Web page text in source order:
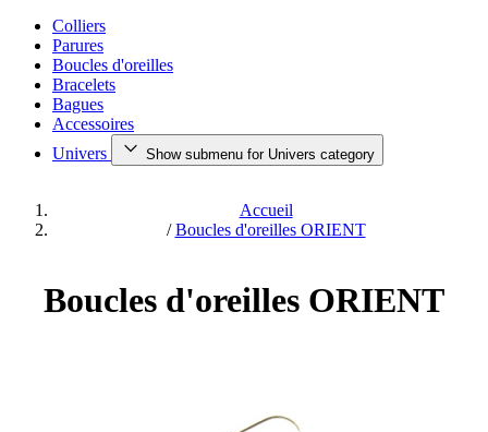
Colliers
Parures
Boucles d'oreilles
Bracelets
Bagues
Accessoires
Univers
Show submenu for Univers category
Accueil
/ Boucles d'oreilles ORIENT
Boucles d'oreilles ORIENT